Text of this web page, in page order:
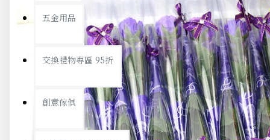
五金用品
交換禮物專區 95折
創意傢俱